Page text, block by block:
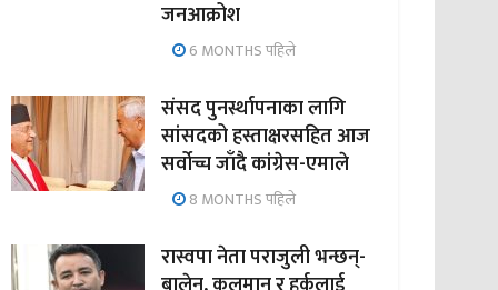
जनआक्रोश
6 MONTHS पहिले
संसद पुनर्स्थापनाका लागि
सांसदको हस्ताक्षरसहित आज
सर्वोच्च जाँदै कांग्रेस-एमाले
8 MONTHS पहिले
रास्वपा नेता पराजुली भन्छन्-